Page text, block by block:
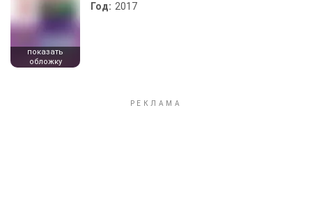
показать
обложку
Год: 2017